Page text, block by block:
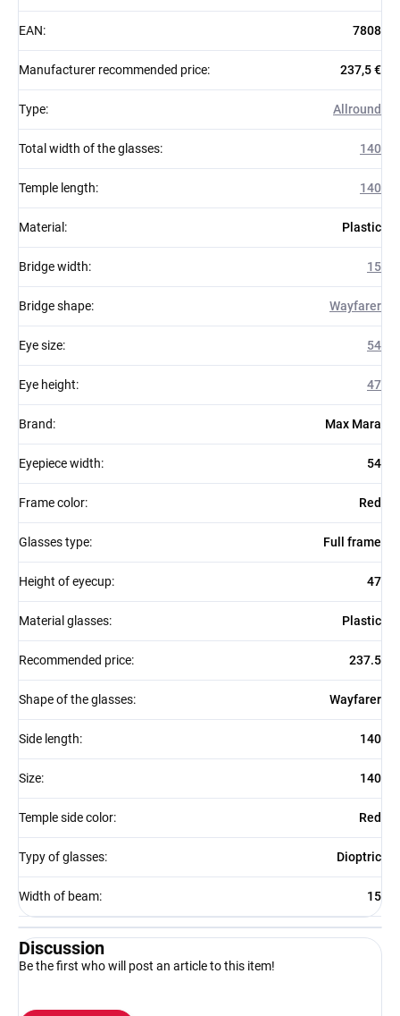
EAN: 7808
Manufacturer recommended price: 237,5 €
Type: Allround
Total width of the glasses: 140
Temple length: 140
Material : Plastic
Bridge width: 15
Bridge shape: Wayfarer
Eye size: 54
Eye height: 47
Brand: Max Mara
Eyepiece width: 54
Frame color: Red
Glasses type: Full frame
Height of eyecup: 47
Material glasses: Plastic
Recommended price: 237.5
Shape of the glasses: Wayfarer
Side length: 140
Size: 140
Temple side color: Red
Typy of glasses: Dioptric
Width of beam: 15
Discussion
Be the first who will post an article to this item!